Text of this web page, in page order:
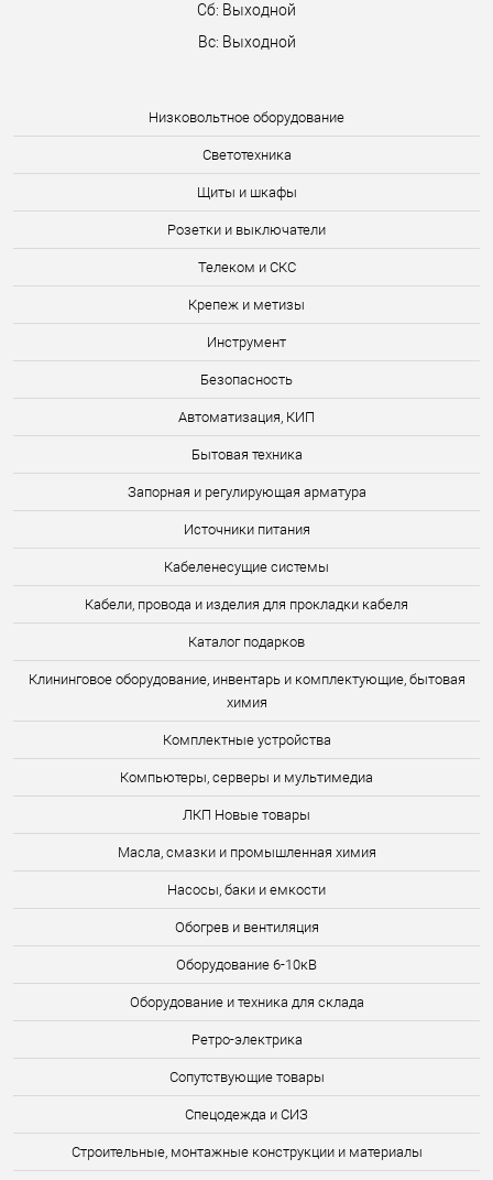
Низковольтное оборудование
Светотехника
Щиты и шкафы
Розетки и выключатели
Телеком и СКС
Крепеж и метизы
Инструмент
Безопасность
Автоматизация, КИП
Бытовая техника
Запорная и регулирующая арматура
Источники питания
Кабеленесущие системы
Кабели, провода и изделия для прокладки кабеля
Каталог подарков
Клининговое оборудование, инвентарь и комплектующие, бытовая
химия
Комплектные устройства
Компьютеры, серверы и мультимедиа
ЛКП Новые товары
Масла, смазки и промышленная химия
Насосы, баки и емкости
Обогрев и вентиляция
Оборудование 6-10кВ
Оборудование и техника для склада
Ретро-электрика
Сопутствующие товары
Спецодежда и СИЗ
Строительные, монтажные конструкции и материалы
Сб: Выходной
Вс: Выходной